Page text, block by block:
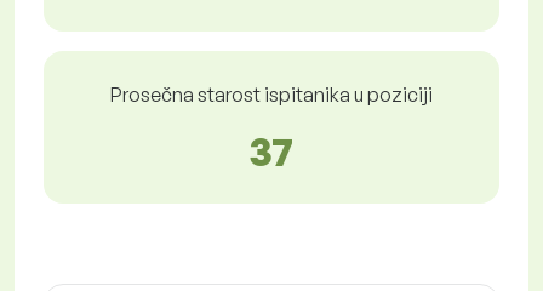
Prosečna starost ispitanika u poziciji
37